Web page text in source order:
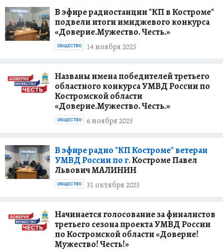
В эфире радиостанции "КП в Костроме"
подвели итоги имиджевого конкурса
«Доверие.Мужество. Честь.»
14 ноября 2025
ОБЩЕСТВО
Названы имена победителей третьего
областного конкурса УМВД России по
Костромской области
«Доверие.Мужество. Честь.»
6 ноября 2025
ОБЩЕСТВО
В эфире радио "КП Костроме" ветеран
УМВД России по г.Костроме Павел
Львович МАЛИНИН
31 октября 2025
ОБЩЕСТВО
Начинается голосование за финалистов
третьего сезона проекта УМВД России
по Костромской области «Доверие!
Мужество! Честь!»